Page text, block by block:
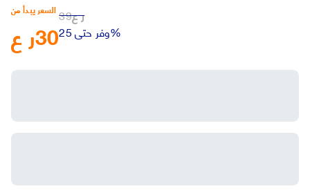
السعر يبدأ من
ر ع30
ر ع39
وفر حتى 25%